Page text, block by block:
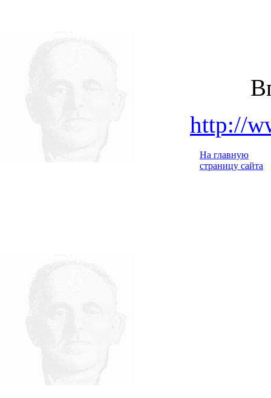
http://
На главную
страницу сайта